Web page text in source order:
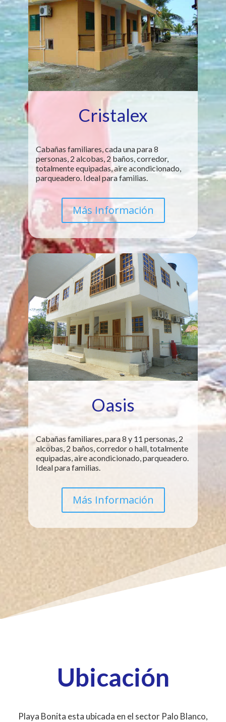
Cristalex
Cabañas familiares, cada una para 8
personas, 2 alcobas, 2 baños, corredor,
totalmente equipadas, aire acondicionado,
parqueadero. Ideal para familias.
Más Información
Oasis
Cabañas familiares, para 8 y 11 personas, 2
alcobas, 2 baños, corredor o hall, totalmente
equipadas, aire acondicionado, parqueadero.
Ideal para familias.
Más Información
Ubicación
Playa Bonita esta ubicada en el sector Palo Blanco,